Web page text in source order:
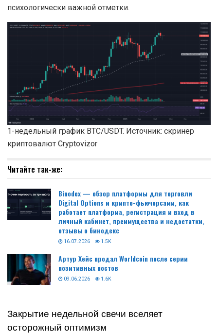
психологически важной отметки.
1-недельный график BTC/USDT. Источник: скринер
криптовалют Cryptovizor
Читайте так-же:
Binodex — обзор платформы для торговли
Digital Options и крипто-фьючерсами, как
работает платформа, регистрация и вход в
личный кабинет, преимущества и недостатки,
отзывы о бинодекс
16.07.2026 1.5K
Артур Хейс продал Worldcoin после серии
позитивных постов
09.06.2026 1.6K
Закрытие недельной свечи вселяет
осторожный оптимизм